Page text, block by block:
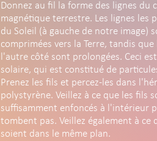
Donnez au fil la forme des lignes du
magnétique terrestre. Les lignes les
du Soleil (à gauche de notre image)
comprimées vers la Terre, tandis que
l'autre côté sont prolongées. Ceci
solaire, qui est constitué de
Prenez les fils et percez-les dans
polystyrène. Veillez à ce que les fils
suffisamment enfoncés à l'intérieur
tombent pas. Veillez également à ce
soient dans le même plan.